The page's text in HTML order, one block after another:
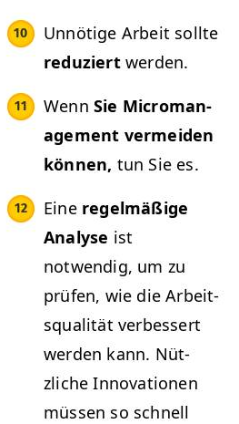
Unnötige Arbeit sollte
reduziertwerden.
Wenn Sie Micro­man­
age­ment ver­mei­den
kön­nen, tun Sie es.
Eine regelmäßige
Analyse ist
notwendig, um zu
prüfen, wie die Arbeit­
squal­ität verbessert
wer­den kann. Nüt­
zliche Inno­va­tio­nen
müssen so schnell